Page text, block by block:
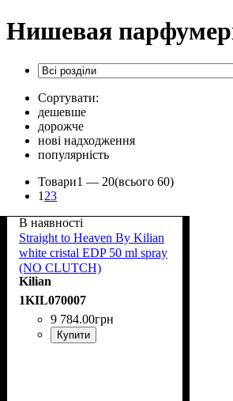
Нишевая
Сортувати:
дешевше
дорожче
нові надходження
популярність
Товари1 — 20(всього 60)
1 23
В наявності
Straight to Heaven By Kilian
white cristal EDP 50 ml spray
(NO CLUTCH)
Kilian
1KIL070007
9 784.00грн
Купити